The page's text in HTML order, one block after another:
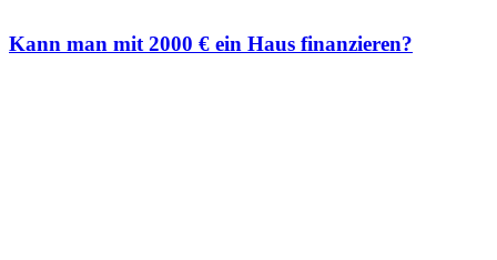
Kann man mit 2000 € ein Haus finanzieren?